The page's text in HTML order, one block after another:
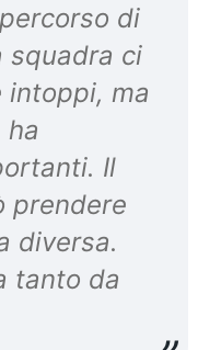
di
squadra ci
intoppi, ma
ha
Il
prendere
diversa.
tanto da